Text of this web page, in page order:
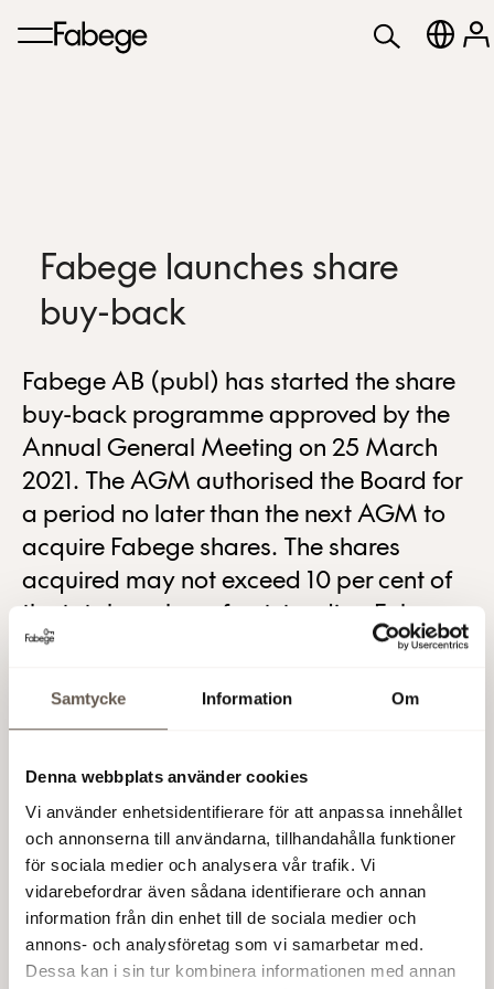
Samtycke Information Om
Denna webbplats använder cookies
Vi använder enhetsidentifierare för att anpassa innehållet
och annonserna till användarna, tillhandahålla funktioner
för sociala medier och analysera vår trafik. Vi
vidarebefordrar även sådana identifierare och annan
information från din enhet till de sociala medier och
annons- och analysföretag som vi samarbetar med.
Dessa kan i sin tur kombinera informationen med annan
Fabege launches share
buy-back
Fabege AB (publ) has started the share
buy-back programme approved by the
Annual General Meeting on 25 March
2021. The AGM authorised the Board for
a period no later than the next AGM to
acquire Fabege shares. The shares
acquired may not exceed 10 per cent of
the total number of outstanding Fabege
shares at any time.
The purpose of the buy-back programme is to enable
The repurchases will be made on the Stockholm Stock
Exchange at a price within the registered share price
interval on each repurchase occasion. Before launching
of the buy-back programme Fabege holds 7,577,355
treasury shares corresponding to 2.3 per cent of the
number of registered shares.
Fabege AB (publ)